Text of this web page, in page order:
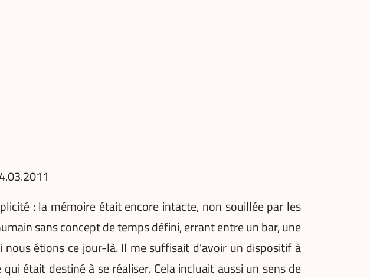
: la mémoire était encore intacte, non souillée par les
sans concept de temps défini, errant entre un bar, une
étions ce jour-là. Il me suffisait d'avoir un dispositif à
était destiné à se réaliser. Cela incluait aussi un sens de